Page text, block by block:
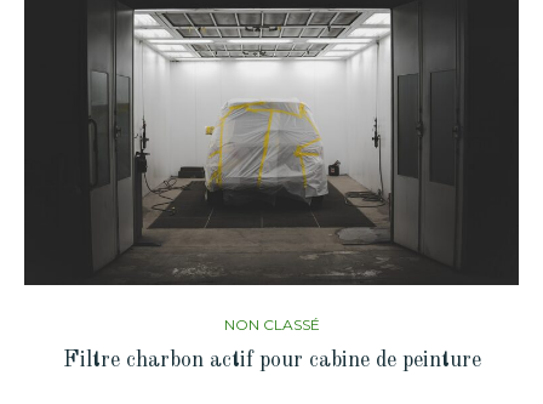
NON CLASSÉ
Filtre charbon actif pour cabine de peinture